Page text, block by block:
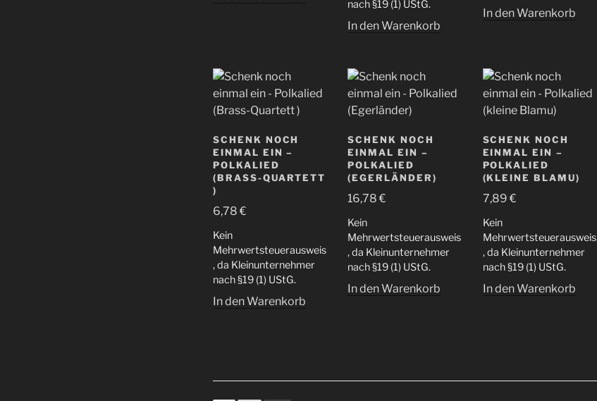
nach §19 (1) UStG.
In den Warenkorb
In den Warenkorb
SCHENK NOCH
EINMAL EIN –
POLKALIED
(BRASS-QUARTETT
)
6,78€
Kein
Mehrwertsteuerausweis
, da Kleinunternehmer
nach §19 (1) UStG.
In den Warenkorb
SCHENK NOCH
EINMAL EIN –
POLKALIED
(EGERLÄNDER)
16,78€
Kein
Mehrwertsteuerausweis
, da Kleinunternehmer
nach §19 (1) UStG.
In den Warenkorb
SCHENK NOCH
EINMAL EIN –
POLKALIED
(KLEINE BLAMU)
7,89€
Kein
Mehrwertsteuerausweis
, da Kleinunternehmer
nach §19 (1) UStG.
In den Warenkorb